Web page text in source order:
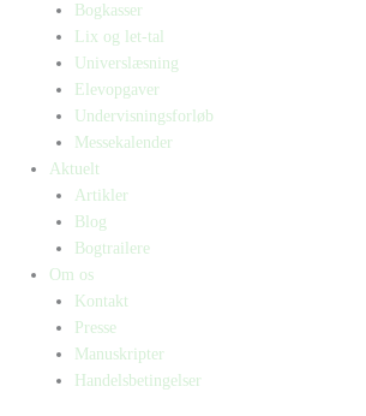
Bogkasser
Lix og let-tal
Universlæsning
Elevopgaver
Undervisningsforløb
Messekalender
Aktuelt
Artikler
Blog
Bogtrailere
Om os
Kontakt
Presse
Manuskripter
Handelsbetingelser